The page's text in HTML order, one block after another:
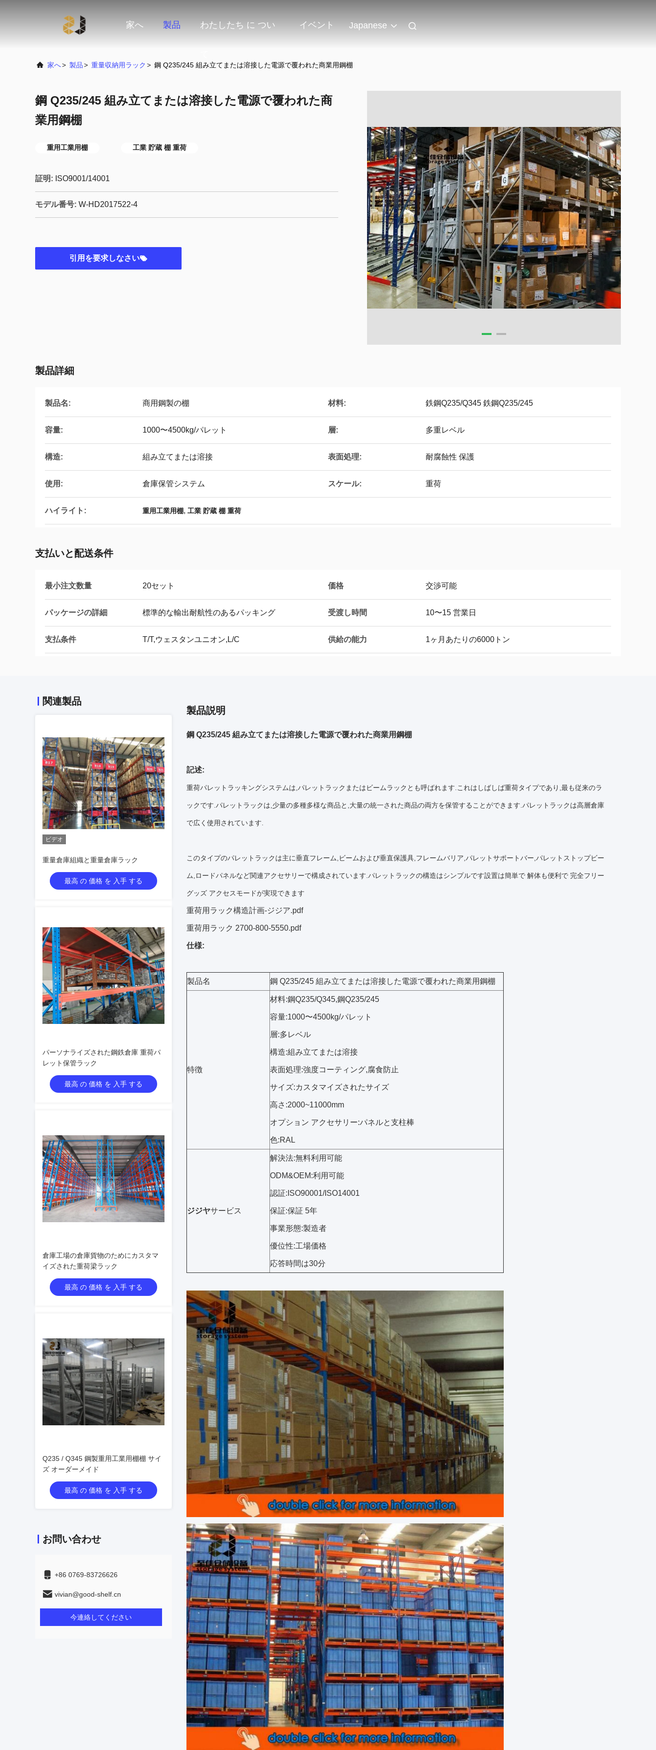
家へ 製品 わたしたち に つい イベント Japanese
家へ> 製品> 重量収納用ラック > 鋼 Q235/245 組み立てまたは溶接した電源で覆われた商業用鋼棚
鋼 Q235/245 組み立てまたは溶接した電源で覆われた商
業用鋼棚
重用工業用棚 工業 貯蔵 棚 重荷
証明: ISO9001/14001
モデル番号: W-HD2017522-4
引用を要求しなさい
製品詳細
製品名: 商用鋼製の棚 材料: 鉄鋼Q235/Q345 鉄鋼Q235/245
容量: 1000〜4500kg/パレット 層: 多重レベル
構造: 組み立てまたは溶接 表面処理: 耐腐蝕性 保護
使用: 倉庫保管システム スケール: 重荷
ハイライト: 重用工業用棚, 工業 貯蔵 棚 重荷
支払いと配送条件
最小注文数量 20セット 価格 交渉可能
パッケージの詳細 標準的な輸出耐航性のあるパッキング 受渡し時間 10〜15 営業日
支払条件 T/T,ウェスタンユニオン,L/C 供給の能力 1ヶ月あたりの6000トン
関連製品
ビデオ
重量倉庫組織と重量倉庫ラック
最高 の 価格 を 入手 する
パーソナライズされた鋼鉄倉庫 重荷パ
レット保管ラック
最高 の 価格 を 入手 する
倉庫工場の倉庫貨物のためにカスタマ
イズされた重荷梁ラック
最高 の 価格 を 入手 する
Q235 / Q345 鋼製重用工業用棚棚 サイ
ズ オーダーメイド
最高 の 価格 を 入手 する
お問い合わせ
+86 0769-83726626
vivian@good-shelf.cn
今連絡してください
製品説明
鋼 Q235/245 組み立てまたは溶接した電源で覆われた商業用鋼棚
記述:
重荷パレットラッキングシステムは,パレットラックまたはビームラックとも呼ばれます.これはしばしば重荷タイプであり,最も従来のラ
ックです.パレットラックは,少量の多種多様な商品と,大量の統一された商品の両方を保管することができます.パレットラックは高層倉庫
で広く使用されています.
このタイプのパレットラックは主に垂直フレーム,ビームおよび垂直保護具,フレームバリア,パレットサポートバー,パレットストップビー
ム,ロードパネルなど関連アクセサリーで構成されています.パレットラックの構造はシンプルです設置は簡単で 解体も便利で 完全フリー
グッズ アクセスモードが実現できます
重荷用ラック構造計画-ジジア.pdf
重荷用ラック 2700-800-5550.pdf
仕様:
製品名 鋼 Q235/245 組み立てまたは溶接した電源で覆われた商業用鋼棚
特徴
材料:鋼Q235/Q345,鋼Q235/245
容量:1000〜4500kg/パレット
層:多レベル
構造:組み立てまたは溶接
表面処理:強度コーティング,腐食防止
サイズ:カスタマイズされたサイズ
高さ:2000~11000mm
オプション アクセサリー:パネルと支柱棒
色:RAL
ジジヤサービス
解決法:無料利用可能
ODM&OEM:利用可能
認証:ISO90001/ISO14001
保証:保証 5年
事業形態:製造者
優位性:工場価格
応答時間は30分